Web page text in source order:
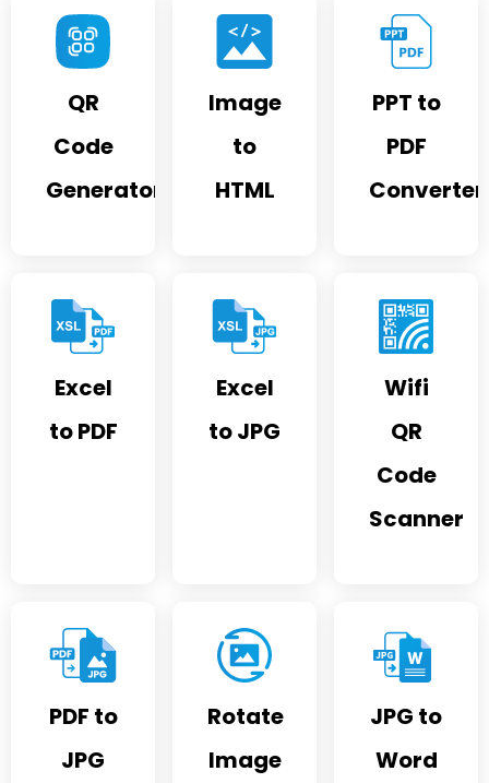
QR
Code
Generator
Image
to
HTML
PPT to
PDF
Converter
Excel
to PDF
Excel
to JPG
Wifi
QR
Code
Scanner
PDF to
JPG
Rotate
Image
JPG to
Word